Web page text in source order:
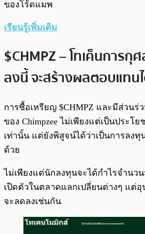
ของโร้ดแมพ
เรียนรู้เพิ่มเติม
$CHMPZ – โทเค็นการกุ
ลงนี้ จะสร้างผลตอบแทน
การซื้อเหรียญ $CHMPZ และมีส่วนร่
ของ Chimpzee ไม่เพียงแต่เป็นประโ
เท่านั้น แต่ยังพิสูจน์ได้ว่าเป็นการลงทุ
ด้วย
ไม่เพียงแต่นักลงทุนจะได้กำไรจำนวน
เปิดตัวในตลาดแลกเปลี่ยนต่างๆ แต่
จะลดลงเช่นกัน